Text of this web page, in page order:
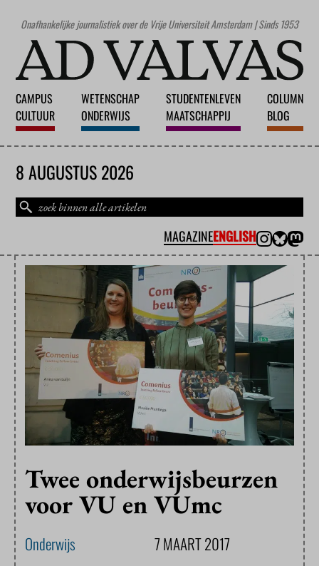
Onafhankelijke journalistiek over de Vrije Universiteit Amsterdam | Sinds 1953
CAMPUS
CULTUUR
WETENSCHAP
ONDERWIJS
STUDENTENLEVEN
MAATSCHAPPIJ
COLUMN
BLOG
8 AUGUSTUS 2026
MAGAZINEENGLISH
Twee onderwijsbeurzen
voor VU en VUmc
Onderwijs 7 MAART 2017